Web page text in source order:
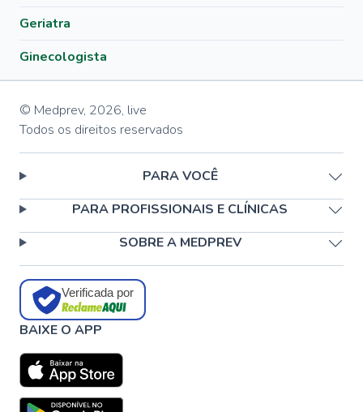
Geriatra
Ginecologista
© Medprev, 2026, live
Todos os direitos reservados
PARA VOCÊ
PARA PROFISSIONAIS E CLÍNICAS
SOBRE A MEDPREV
Verificada por
BAIXE O APP